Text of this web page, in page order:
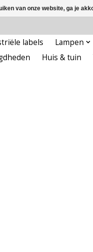
labels Lampen
Huis & tuin
van onze website, ga je